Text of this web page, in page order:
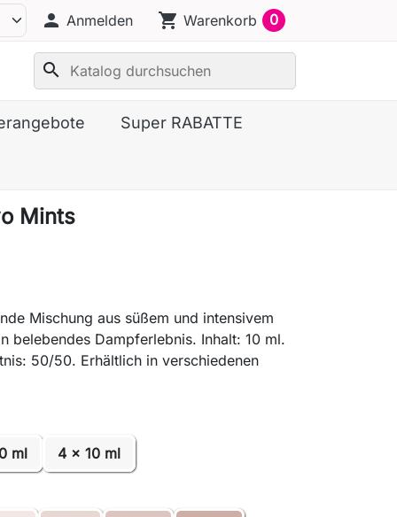
person Anmelden shopping_cart Warenkorb 0
search
Super RABATTE
Mints
Mischung aus süßem und intensivem
belebendes Dampferlebnis. Inhalt: 10 ml.
50/50. Erhältlich in verschiedenen
ml 4 x 10 ml